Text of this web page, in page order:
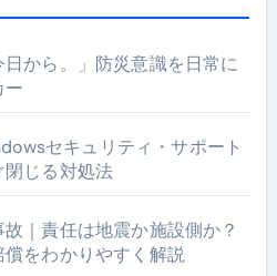
日から。」防災意識を日常に
ー
セキュリティ・サポート
じる対処法
｜責任は地震か施設側か？
をわかりやすく解説